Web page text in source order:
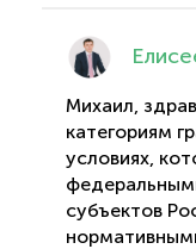
Михаил,
категориям
условиях,
субъектов